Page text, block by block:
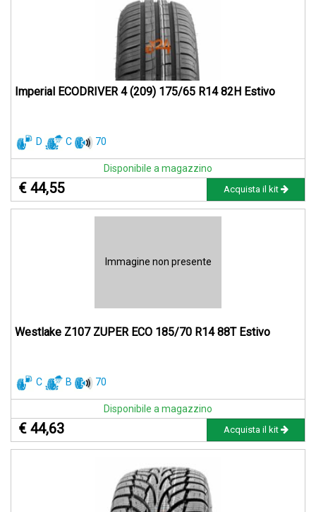
Imperial ECODRIVER 4 (209) 175/65 R14 82H Estivo
D C 70
Disponibile a magazzino
€ 44,55 Acquista il kit
Immagine non presente
Westlake Z107 ZUPER ECO 185/70 R14 88T Estivo
C B 70
Disponibile a magazzino
€ 44,63 Acquista il kit